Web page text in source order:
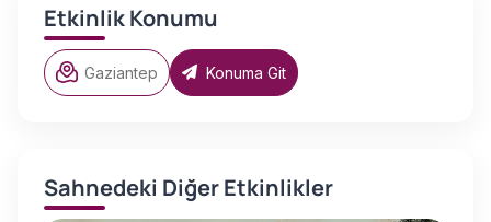
Etkinlik Konumu
Gaziantep Konuma Git
Sahnedeki Diğer Etkinlikler